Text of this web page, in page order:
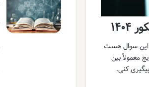
این سوال هست
معمولاً بین
کنی.